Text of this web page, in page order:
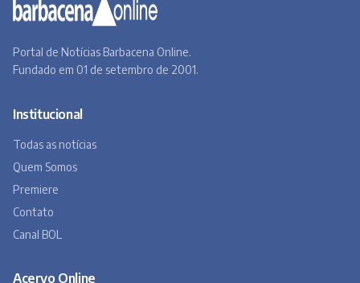
Contato
Acervo Online
Barbacena, um lugar a Beira do Caminho
Museu Virtual
Museu do Tropeirismo
Copyright 2026 © Barbacena Online. Todos os direitos reservados.